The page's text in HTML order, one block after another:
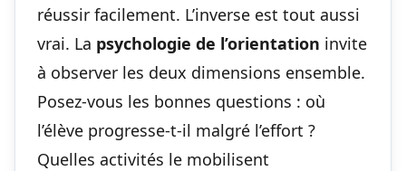
réussir facilement. L’inverse est tout aussi
vrai. La psychologie de l’orientation invite
à observer les deux dimensions ensemble.
Posez-vous les bonnes questions : où
l’élève progresse-t-il malgré l’effort ?
Quelles activités le mobilisent